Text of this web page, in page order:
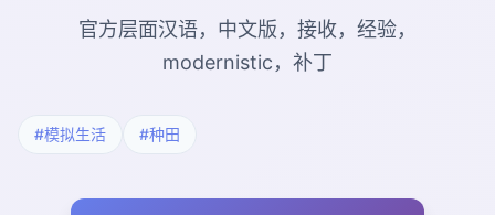
官方层面汉语，中文版，接收，经验，
modernistic，补丁
#模拟生活 #种田